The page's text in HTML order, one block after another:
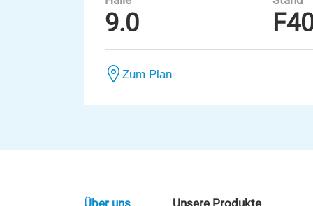
9.0
Zum Plan